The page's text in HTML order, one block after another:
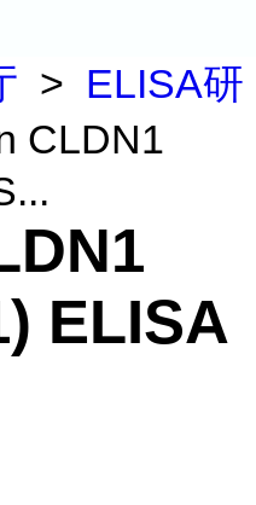
> ELISA研
CLDN1
ELISA